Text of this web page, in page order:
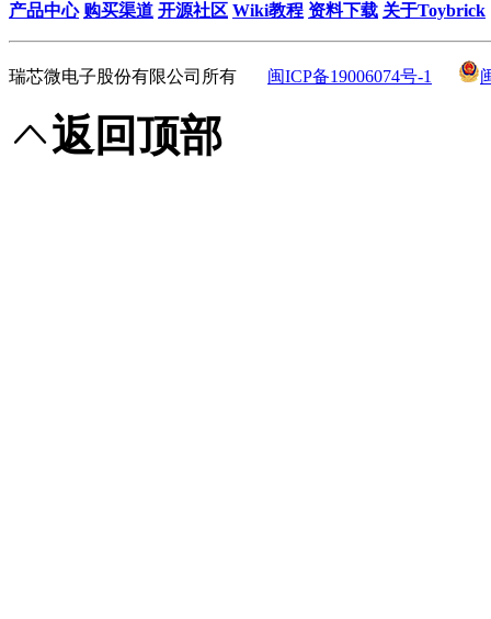
产品中心 购买渠道 开源社区 Wiki教程 资料下载 关于Toybrick
瑞芯微电子股份有限公司所有 闽ICP备19006074号-1
返回顶部